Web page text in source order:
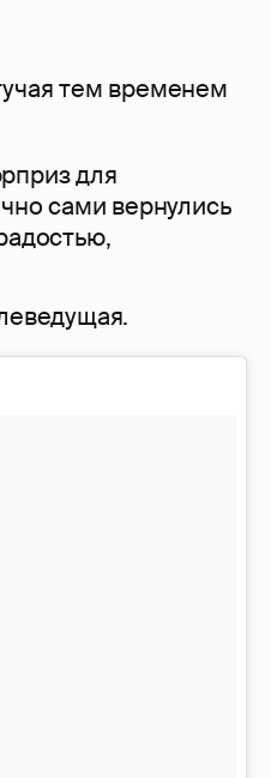
тем временем
для
сами вернулись